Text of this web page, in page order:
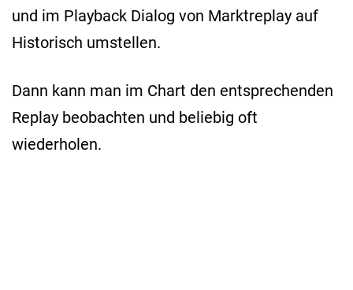
und im Playback Dialog von Marktreplay auf
Historisch umstellen.
Dann kann man im Chart den entsprechenden
Replay beobachten und beliebig oft
wiederholen.